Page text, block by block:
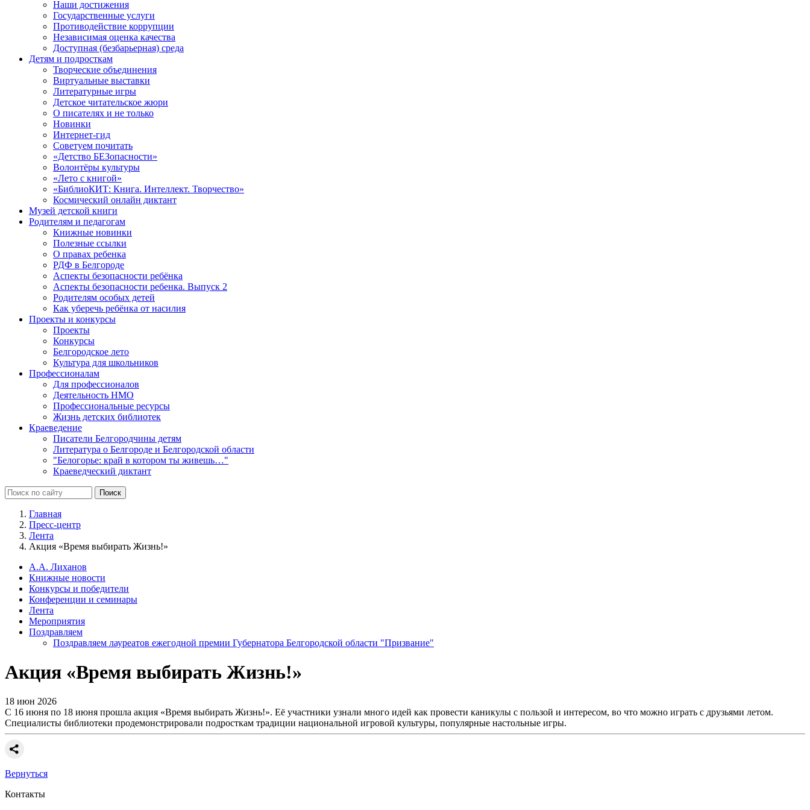
Наши достижения
Государственные услуги
Противодействие коррупции
Независимая оценка качества
Доступная (безбарьерная) среда
Детям и подросткам
Творческие объединения
Виртуальные выставки
Литературные игры
Детское читательское жюри
О писателях и не только
Новинки
Интернет-гид
Советуем почитать
«Детство БЕЗопасности»
Волонтёры культуры
«Лето с книгой»
«БиблиоКИТ: Книга. Интеллект. Творчество»
Космический онлайн диктант
Музей детской книги
Родителям и педагогам
Книжные новинки
Полезные ссылки
О правах ребенка
РДФ в Белгороде
Аспекты безопасности ребёнка
Аспекты безопасности ребенка. Выпуск 2
Родителям особых детей
Как уберечь ребёнка от насилия
Проекты и конкурсы
Проекты
Конкурсы
Белгородское лето
Культура для школьников
Профессионалам
Для профессионалов
Деятельность НМО
Профессиональные ресурсы
Жизнь детских библиотек
Краеведение
Писатели Белгородчины детям
Литература о Белгороде и Белгородской области
"Белогорье: край в котором ты живешь…"
Краеведческий диктант
Главная
Пресс-центр
Лента
Акция «Время выбирать Жизнь!»
А.А. Лиханов
Книжные новости
Конкурсы и победители
Конференции и семинары
Лента
Мероприятия
Поздравляем
Поздравляем лауреатов ежегодной премии Губернатора Белгородской области "Призвание"
Акция «Время выбирать Жизнь!»
18 июн 2026
С 16 июня по 18 июня прошла акция «Время выбирать Жизнь!». Её участники узнали много идей как провести каникулы с пользой и интересом, во что можно играть с друзьями летом.
Специалисты библиотеки продемонстрировали подросткам традиции национальной игровой культуры, популярные настольные игры.
Вернуться
Контакты